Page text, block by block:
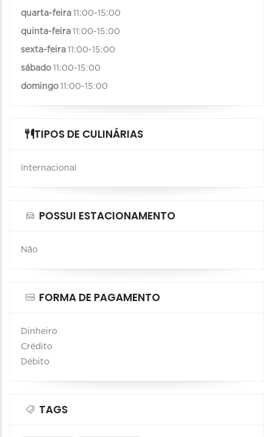
quarta-feira 11:00-15:00
quinta-feira 11:00-15:00
sexta-feira 11:00-15:00
sábado 11:00-15:00
domingo 11:00-15:00
TIPOS DE CULINÁRIAS
Internacional
POSSUI ESTACIONAMENTO
Não
FORMA DE PAGAMENTO
Dinheiro
Crédito
Débito
TAGS